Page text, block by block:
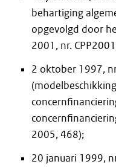
behartiging
opgevolgd door
2001, nr.
2 oktober 1997,
(modelbeschikking
2005, 468);
20 januari 1999,